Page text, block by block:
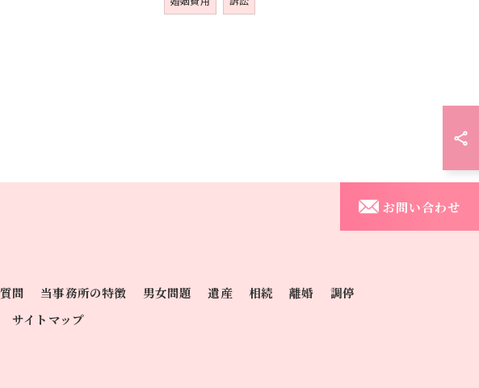
お問い合わせ
問 当事務所の特徴 男女問題 遺産 相続 離婚
調停
サイトマップ